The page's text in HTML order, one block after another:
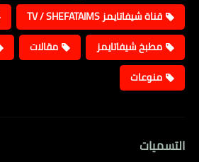
قناة شيفاتايمز TV / SHEFATAIMS
مطبخ شيفاتايمز
مقالات
منوعات
التسميات